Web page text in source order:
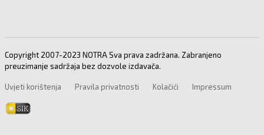
Copyright 2007-2023 NOTRA Sva prava zadržana. Zabranjeno
preuzimanje sadržaja bez dozvole izdavača.
Uvjeti korištenja Pravila privatnosti Kolačići Impressum